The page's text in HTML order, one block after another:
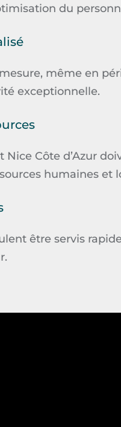
du
même en
exceptionnelle.
Nice Côte d’Azur
humaines et
être servis